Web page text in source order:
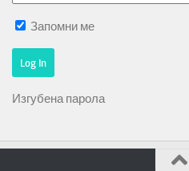
Запомни ме
Изгубена парола